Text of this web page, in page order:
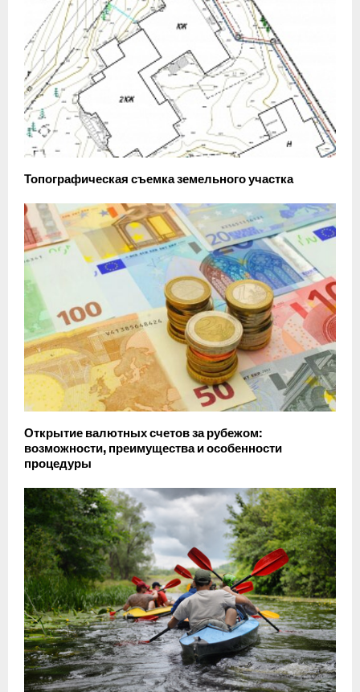
Топографическая съемка земельного участка
Открытие валютных счетов за рубежом:
возможности, преимущества и особенности
процедуры